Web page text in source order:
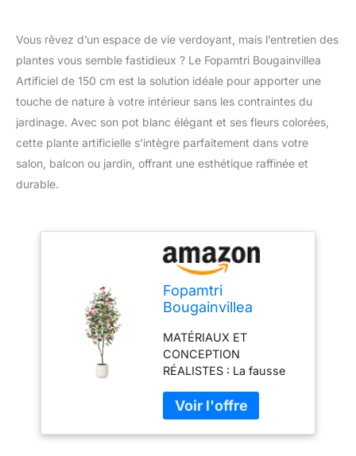
Vous rêvez d’un espace de vie verdoyant, mais l’entretien des
plantes vous semble fastidieux ? Le Fopamtri Bougainvillea
Artificiel de 150 cm est la solution idéale pour apporter une
touche de nature à votre intérieur sans les contraintes du
jardinage. Avec son pot blanc élégant et ses fleurs colorées,
cette plante artificielle s’intègre parfaitement dans votre
salon, balcon ou jardin, offrant une esthétique raffinée et
durable.
Fopamtri
Bougainvillea
Fausse Plante avec
Fleurs, Plantes
Artificielles Interieur
en Blanc Pot pour
Intérieur Salon
Balcon Cour Jardin
(1 Pièce)
MATÉRIAUX ET
CONCEPTION
RÉALISTES : La fausse
fabriquée en soie de
haute qualité. Le cache-
pot blanc est recouvert